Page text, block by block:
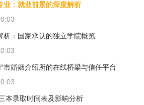
业：就业前景的深度解析
析：国家承认的独立学院概览
市婚姻介绍所的在线桥梁与信任平台
本录取时间表及影响分析